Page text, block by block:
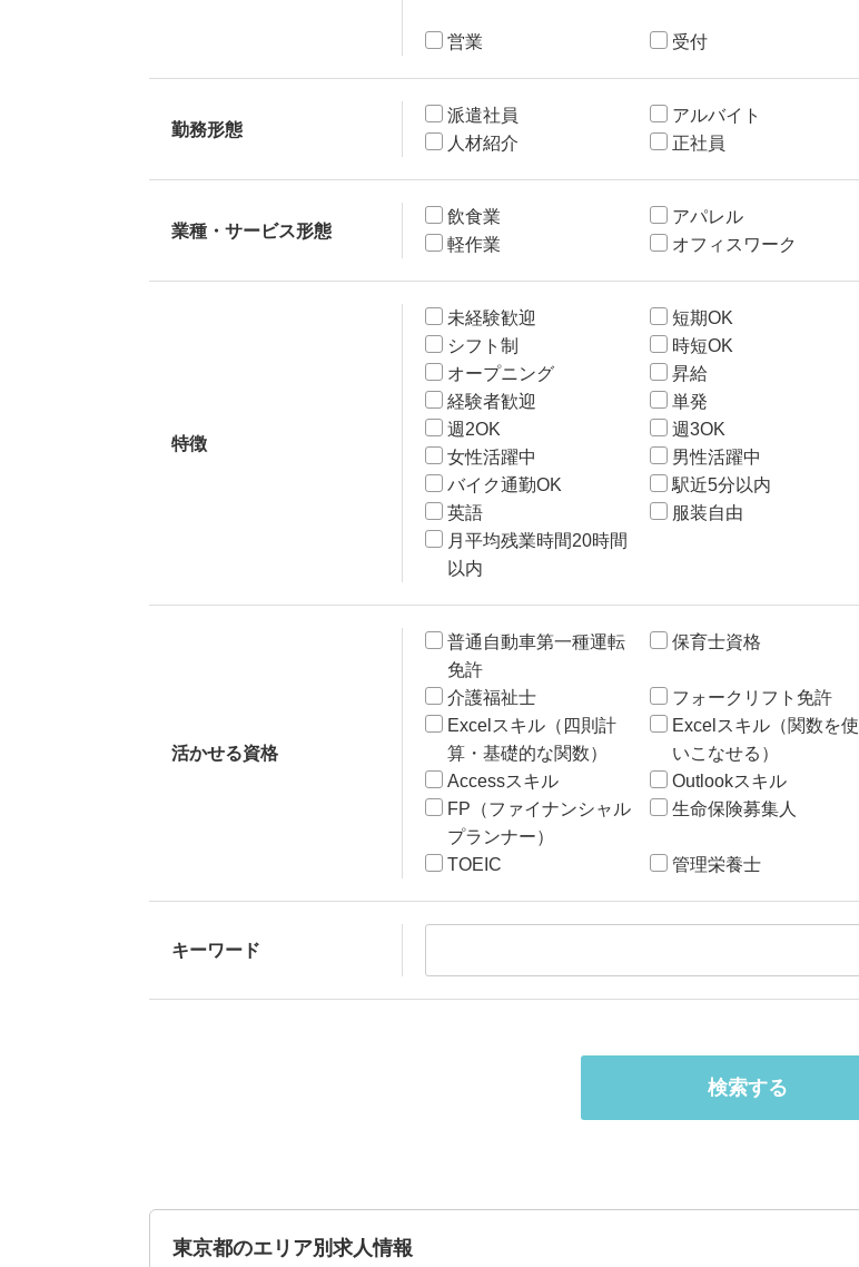
営業 受付
勤務形態
派遣社員 アルバイト
人材紹介
正社員
業種・サービス形態
飲食業 アパレル
軽作業
オフィスワーク
特徴
未経験歓迎 短期OK
シフト制
時短OK
オープニング
昇給
経験者歓迎
単発
週2OK
週3OK
女性活躍中
男性活躍中
バイク通勤OK
駅近5分以内
英語
服装自由
月平均残業時間20時間
以内
活かせる資格
普通自動車第一種運転
免許
保育士資格
介護福祉士 フォークリフト免許
Excelスキル（四則計
算・基礎的な関数）
Excelスキル（関数を使
いこなせる）
Accessスキル
Outlookスキル
FP（ファイナンシャル
プランナー）
生命保険募集人
TOEIC 管理栄養士
キーワード
東京都のエリア別求人情報